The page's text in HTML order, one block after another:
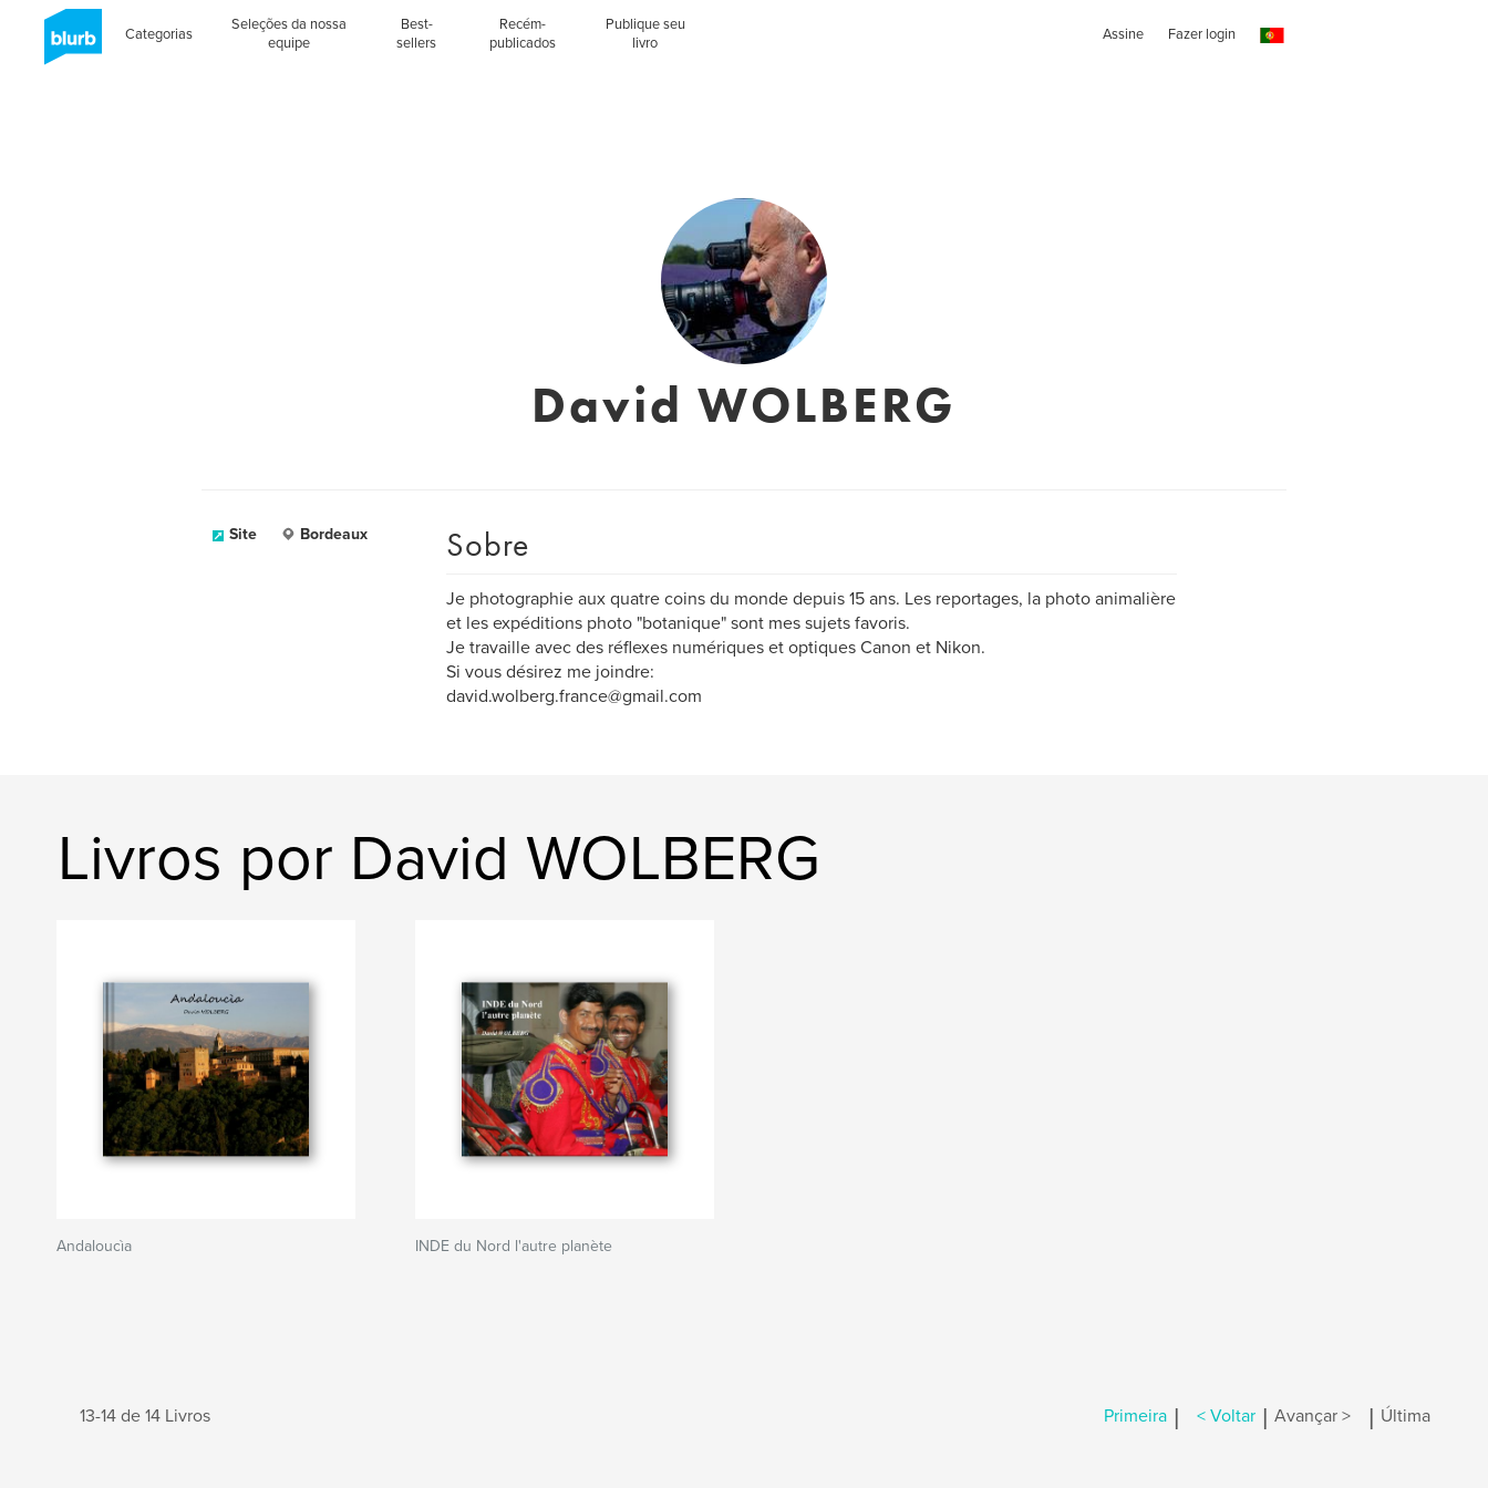
Categorias
Seleções da nossa
equipe
Best-
sellers
Recém-
publicados
Publique seu
livro
Assine Fazer login
David WOLBERG
Site Bordeaux Sobre
Je photographie aux quatre coins du monde depuis 15 ans. Les reportages, la photo animalière
et les expéditions photo "botanique" sont mes sujets favoris.
Je travaille avec des réflexes numériques et optiques Canon et Nikon.
Si vous désirez me joindre:
david.wolberg.france@gmail.com
Livros por David WOLBERG
Andaloucìa INDE du Nord l'autre planète
13-14 de 14 Livros Primeira | < Voltar | Avançar > | Última